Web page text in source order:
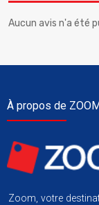
Aucun avis n'a été
À propos de ZOOM
Zoom, votre